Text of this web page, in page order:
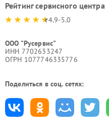
Рейтинг сервисного центра
4.9-5.0
ООО "Русервис"
ИНН 7702633247
ОГРН 1077746335776
Поделиться в соц. сетях: